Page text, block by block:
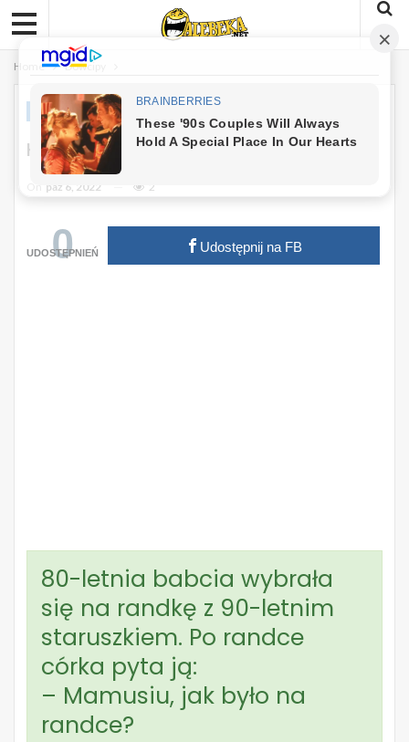
Home Dowcipy
DOWCIPY
Kawał: 80-Letnia Babcia Na Randce…
paź 6, 2022 2
0
UDOSTĘPNIEŃ Udostępnij na FB
80-letnia babcia wybrała
się na randkę z 90-letnim
staruszkiem. Po randce
córka pyta ją:
– Mamusiu, jak było na
randce?